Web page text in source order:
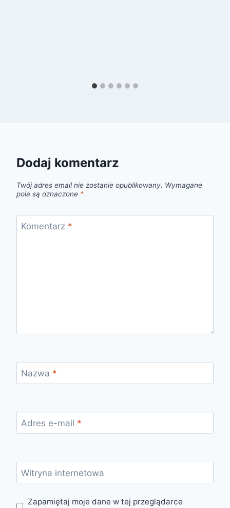
Dodaj komentarz
Twój adres email nie zostanie opublikowany. Wymagane
pola są oznaczone *
Komentarz *
Nazwa *
Adres e-mail *
Witryna internetowa
Zapamiętaj moje dane w tej przeglądarce